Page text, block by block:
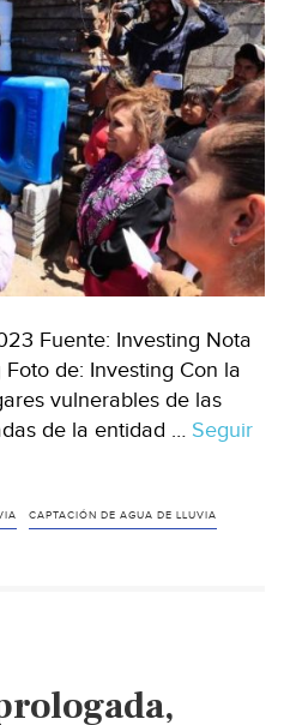
(El
Sol
de
Puebla)
Fuente: Investing Nota
de: Investing Con la
vulnerables de las
de la entidad … Seguir
CAPTACIÓN DE AGUA DE LLUVIA